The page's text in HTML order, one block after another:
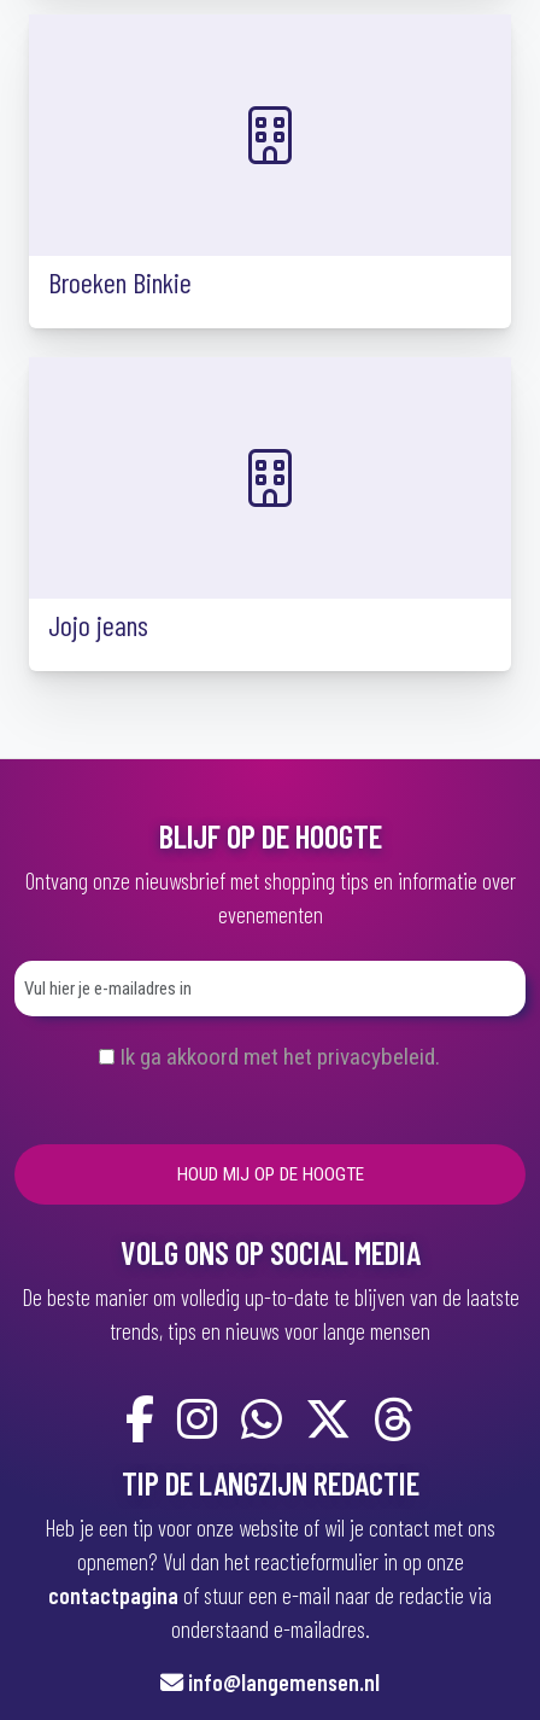
Broeken Binkie
Jojo jeans
BLIJF OP DE HOOGTE
Ontvang onze nieuwsbrief met shopping tips en informatie over
evenementen
(
e
i
Ik ga akkoord met het privacybeleid.
VOLG ONS OP SOCIAL MEDIA
De beste manier om volledig up-to-date te blijven van de laatste
trends, tips en nieuws voor lange mensen
TIP DE LANGZIJN REDACTIE
Heb je een tip voor onze website of wil je contact met ons
opnemen? Vul dan het reactieformulier in op onze
contactpagina of stuur een e-mail naar de redactie via
onderstaand e-mailadres.
info@langemensen.nl